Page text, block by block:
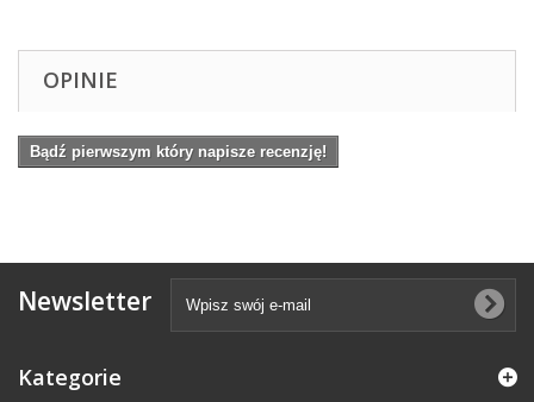
OPINIE
Bądź pierwszym który napisze recenzję!
Newsletter
Kategorie